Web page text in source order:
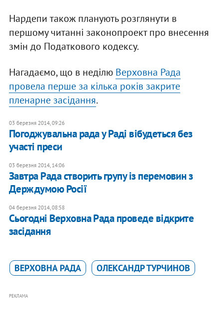
Нардепи також планують розглянути в
першому читанні законопроект про внесення
змін до Податкового кодексу.
Нагадаємо, що в неділю Верховна Рада
провела перше за кілька років закрите
пленарне засідання.
03 березня 2014, 09:26
Погоджувальна рада у Раді вібудеться без
участі преси
03 березня 2014, 14:06
Завтра Рада створить групу із перемовин з
Держдумою Росії
04 березня 2014, 08:58
Сьогодні Верховна Рада проведе відкрите
засідання
ВЕРХОВНА РАДА ОЛЕКСАНДР ТУРЧИНОВ
РЕКЛАМА